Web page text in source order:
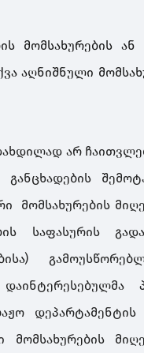
მომსახურების ან
აღნიშნული
არ
მომსახურების
საფასურის
დეპარტამენტის